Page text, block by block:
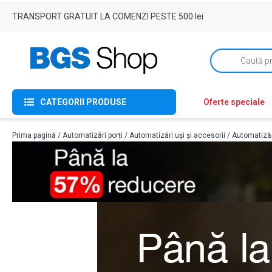
TRANSPORT GRATUIT LA COMENZI PESTE 500 lei
Products
search
CATEGORII PRODUSE Oferte speciale
Prima pagină / Automatizări porți / Automatizări uși și accesorii /